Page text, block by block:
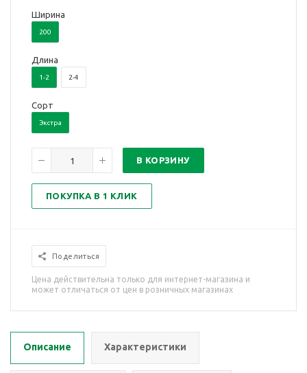
Ширина
200
Длина
1-2 2-4
Сорт
Экстра
В КОРЗИНУ
ПОКУПКА В 1 КЛИК
Поделиться
Цена действительна только для интернет-магазина и
может отличаться от цен в розничных магазинах
Описание Характеристики